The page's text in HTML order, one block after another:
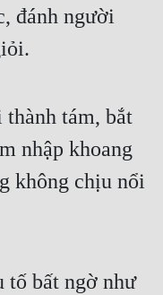
đánh người
thành tám, bắt
nhập khoang
không chịu nổi
tố bất ngờ như